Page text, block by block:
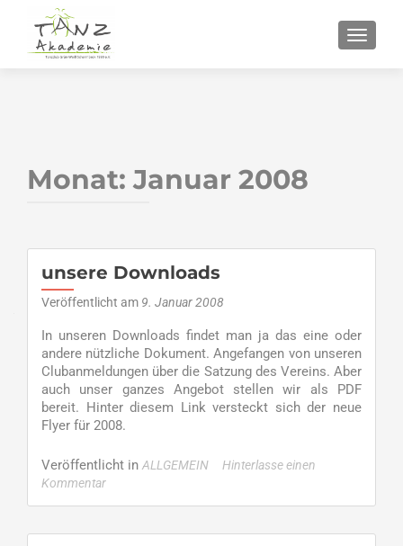
Monat:Januar 2008
unsere Downloads
Veröffentlicht am 9. Januar 2008
In unseren Downloads findet man ja das eine oder
andere nützliche Dokument. Angefangen von unseren
Clubanmeldungen über die Satzung des Vereins. Aber
auch unser ganzes Angebot stellen wir als PDF
bereit. Hinter diesem Link versteckt sich der neue
Flyer für 2008.
Veröffentlicht in ALLGEMEIN
Hinterlasse einen
Kommentar